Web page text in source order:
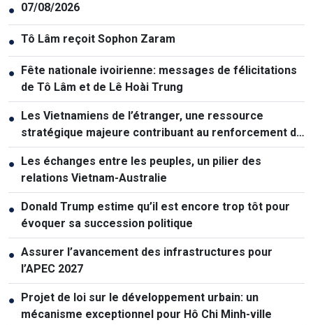
● 07/08/2026
● Tô Lâm reçoit Sophon Zaram
●
Fête nationale ivoirienne: messages de félicitations
de Tô Lâm et de Lê Hoài Trung
●
Les Vietnamiens de l’étranger, une ressource
stratégique majeure contribuant au renforcement de
la puissance nationale
●
Les échanges entre les peuples, un pilier des
relations Vietnam-Australie
●
Donald Trump estime qu’il est encore trop tôt pour
évoquer sa succession politique
● Assurer l’avancement des infrastructures pour
l’APEC 2027
●
Projet de loi sur le développement urbain: un
mécanisme exceptionnel pour Hô Chi Minh-ville